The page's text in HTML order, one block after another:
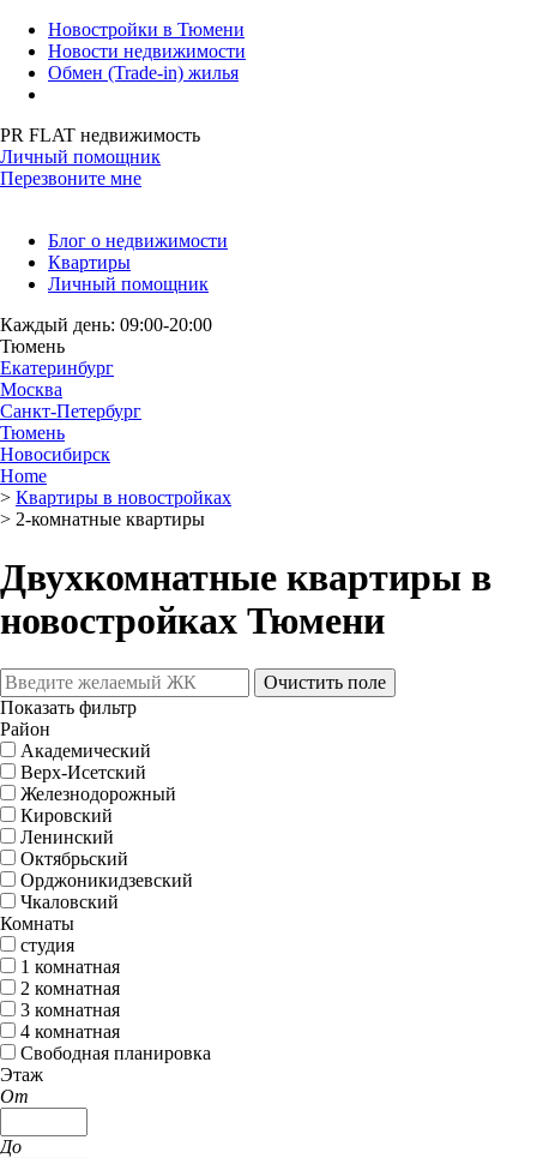
Новостройки в Тюмени
Новости недвижимости
Обмен (Trade-in) жилья
PR FLAT недвижимость
Личный помощник
Перезвоните мне
Блог о недвижимости
Квартиры
Личный помощник
Каждый день: 09:00-20:00
Тюмень
Екатеринбург
Москва
Санкт-Петербург
Тюмень
Новосибирск
Home
> Квартиры в новостройках
> 2-комнатные квартиры
Двухкомнатные квартиры в
новостройках Тюмени
Очистить поле
Показать фильтр
Район
Академический
Верх-Исетский
Железнодорожный
Кировский
Ленинский
Октябрьский
Орджоникидзевский
Чкаловский
Комнаты
студия
1 комнатная
2 комнатная
3 комнатная
4 комнатная
Свободная планировка
Этаж
От
До